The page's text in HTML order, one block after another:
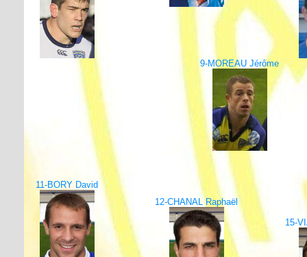
9-MOREAU Jérôme
11-BORY David
12-CHANAL Raphaël
15-